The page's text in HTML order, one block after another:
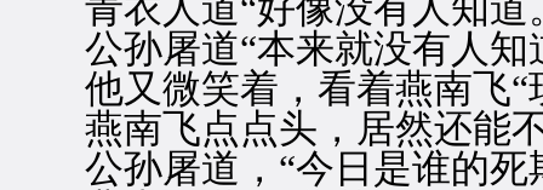
青衣人道“好像没有人知道
公孙屠道“本来就没有人知
他又微笑着，看着燕南飞“
燕南飞点点头，居然还能
公孙屠道，“今日是谁的死